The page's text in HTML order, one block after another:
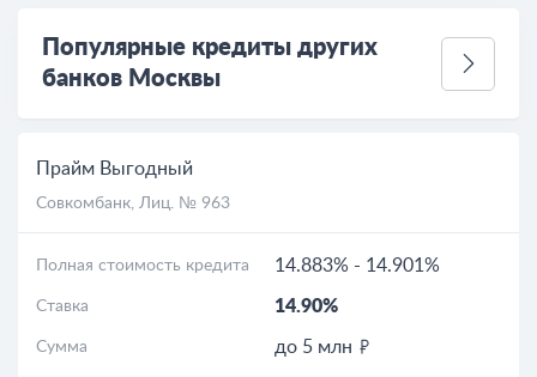
Популярные кредиты других
банков Москвы
Прайм Выгодный
Совкомбанк, Лиц. № 963
Полная стоимость кредита 14.883% - 14.901%
Ставка 14.90%
Сумма до 5 млн